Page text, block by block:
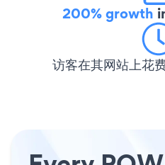
200% growth
访客在其网站上花